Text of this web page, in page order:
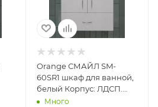
Orange СМАЙЛ SM-
60SR1 шкаф для ванной,
белый Корпус: ЛДСП.
Фасад: МДФ, пленка.
Много